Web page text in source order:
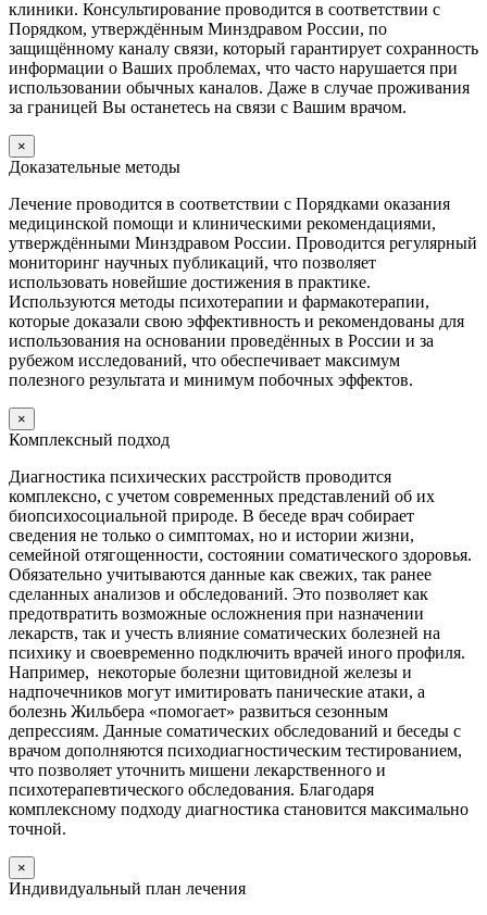
клиники. Консультирование проводится в соответствии с
Порядком, утверждённым Минздравом России, по
защищённому каналу связи, который гарантирует сохранность
информации о Ваших проблемах, что часто нарушается при
использовании обычных каналов. Даже в случае проживания
за границей Вы останетесь на связи с Вашим врачом.
×
Доказательные методы
Лечение проводится в соответствии с Порядками оказания
медицинской помощи и клиническими рекомендациями,
утверждёнными Минздравом России. Проводится регулярный
мониторинг научных публикаций, что позволяет
использовать новейшие достижения в практике.
Используются методы психотерапии и фармакотерапии,
которые доказали свою эффективность и рекомендованы для
использования на основании проведённых в России и за
рубежом исследований, что обеспечивает максимум
полезного результата и минимум побочных эффектов.
×
Комплексный подход
Диагностика психических расстройств проводится
комплексно, с учетом современных представлений об их
биопсихосоциальной природе. В беседе врач собирает
сведения не только о симптомах, но и истории жизни,
семейной отягощенности, состоянии соматического здоровья.
Обязательно учитываются данные как свежих, так ранее
сделанных анализов и обследований. Это позволяет как
предотвратить возможные осложнения при назначении
лекарств, так и учесть влияние соматических болезней на
психику и своевременно подключить врачей иного профиля.
Например, некоторые болезни щитовидной железы и
надпочечников могут имитировать панические атаки, а
болезнь Жильбера «помогает» развиться сезонным
депрессиям. Данные соматических обследований и беседы с
врачом дополняются психодиагностическим тестированием,
что позволяет уточнить мишени лекарственного и
психотерапевтического обследования. Благодаря
комплексному подходу диагностика становится максимально
точной.
×
Индивидуальный план лечения